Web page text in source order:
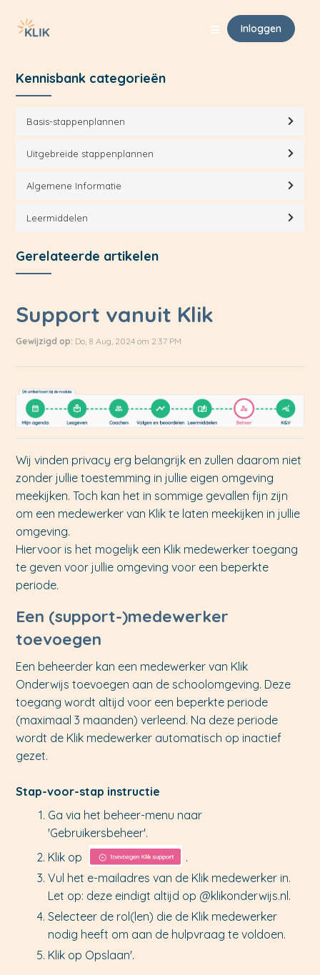
Inloggen
Beheer
Kennisbank categorieën
Basis-stappenplannen
Uitgebreide stappenplannen
Algemene Informatie
Leermiddelen
Gerelateerde artikelen
Support vanuit Klik
Gewijzigd op: Do, 8 Aug, 2024 om 2:37 PM
Wij vinden privacy erg belangrijk en zullen daarom niet
zonder jullie toestemming in jullie eigen omgeving
meekijken. Toch kan het in sommige gevallen fijn zijn
om een medewerker van Klik te laten meekijken in jullie
omgeving.
Hiervoor is het mogelijk een Klik medewerker toegang
te geven voor jullie omgeving voor een beperkte
periode.
Een (support-)medewerker
toevoegen
Een beheerder kan een medewerker van Klik
Onderwijs toevoegen aan de schoolomgeving. Deze
toegang wordt altijd voor een beperkte periode
(maximaal 3 maanden) verleend. Na deze periode
wordt de Klik medewerker automatisch op inactief
gezet.
Stap-voor-stap instructie
Ga via het beheer-menu naar
'Gebruikersbeheer'.
Klik op
.
Vul het e-mailadres van de Klik medewerker in.
Let op: deze eindigt altijd op @klikonderwijs.nl.
Selecteer de rol(len) die de Klik medewerker
nodig heeft om aan de hulpvraag te voldoen.
Klik op Opslaan'.